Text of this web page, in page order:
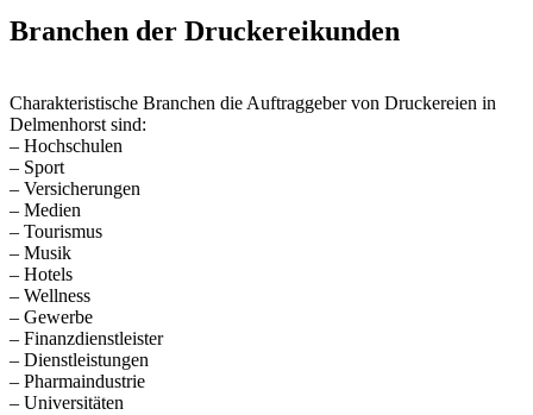
Branchen der Druckereikunden
Charakteristische Branchen die Auftraggeber von Druckereien in
Delmenhorst sind:
– Hochschulen
– Sport
– Versicherungen
– Medien
– Tourismus
– Musik
– Hotels
– Wellness
– Gewerbe
– Finanzdienstleister
– Dienstleistungen
– Pharmaindustrie
– Universitäten